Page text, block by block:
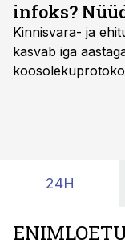
infoks?
Kinnisvara- ja
kasvab iga
24H